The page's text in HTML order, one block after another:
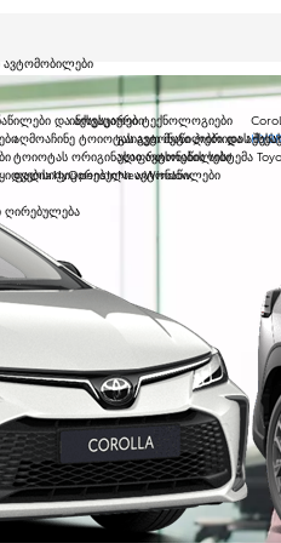
და აქსესუარები
აღმოაჩინე ტოიოტას ავტონაწილები და
ტოიოტას ორიგინალი ავტონაწილები
ფალსიფიცირებული ავტონაწილები
ინოვაციური ტექნოლოგიები
გაიგეთ მეტი ჰიბრიდის
უსაფრთხოების სისტემა
a11yOpensInNewWindow